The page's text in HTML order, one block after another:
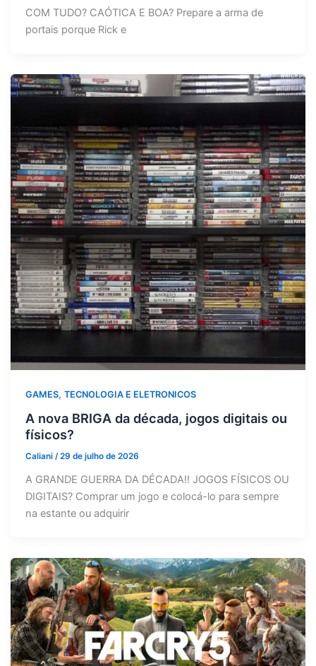
COM TUDO? CAÓTICA E BOA? Prepare a arma de
portais porque Rick e
GAMES,TECNOLOGIA E ELETRONICOS
A nova BRIGA da década, jogos digitais ou
físicos?
Caliani/29 de julho de 2026
A GRANDE GUERRA DA DÉCADA!! JOGOS FÍSICOS OU
DIGITAIS? Comprar um jogo e colocá-lo para sempre
na estante ou adquirir